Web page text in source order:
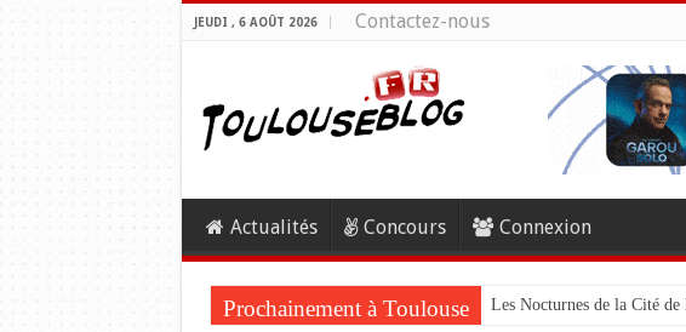
JEUDI , 6 AOÛT 2026 Contactez-nous
Actualités Concours Connexion
Prochainement à Toulouse Les Nocturnes de la Cité de